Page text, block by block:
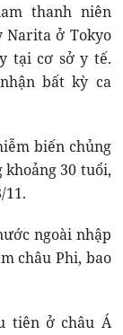
thanh niên
Narita ở Tokyo
tại cơ sở y tế.
bất kỳ ca
biến chủng
30 tuổi,
11.
ngoài nhập
châu Phi, bao
tiên ở châu Á